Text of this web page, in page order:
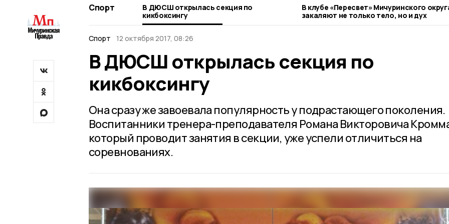
Спорт
В ДЮСШ открылась секция по
кикбоксингу
В клубе «Пересвет» Мичуринского
закаляют не только тело, но и дух
Спорт
12 октября 2017, 08:26
В ДЮСШ открылась секция по
кикбоксингу
Она сразу же завоевала популярность у подрастающего поколения.
Воспитанники тренера-преподавателя Романа Викторовича
который проводит занятия в секции, уже успели отличиться на
соревнованиях.